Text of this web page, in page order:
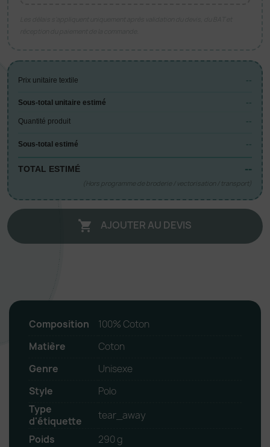
Prix unitaire textile --
Sous-total unitaire estimé --
Quantité produit --
Sous-total estimé --
TOTAL ESTIMÉ --
(Hors programme de broderie / vectorisation / transport)
 AJOUTER AU DEVIS
Composition
100% Coton
Matière
Coton
Genre
Unisexe
Style
Polo
Type
d'étiquette
tear_away
Poids
290 g